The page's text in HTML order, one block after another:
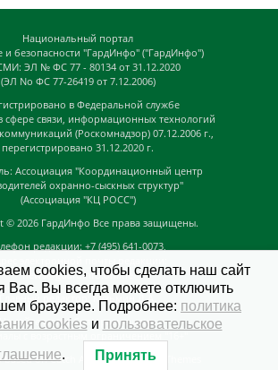
Национальный портал
и безопасности "ГардИнфо" ("ГардИнфо")
ЭЛ № ФС 77 - 80134 от 31.12.2020
(ЭЛ No ФС 77-26419 от 7.12.2006)
в Федеральной службе
сфере связи, информационных технологий
(Роскомнадзор) 07.12.2006 г.,
перегистрировано 31.12.2020 г.
Ассоциация "Координационный центр
охранно-сыскных структур"
(Ассоциация "КЦ РОСС")
© 2026 ГардИнфо Все права защищены.
редакции: +7 (495) 641-0073,
news@guardinfo.online
Главный редактор: Кузьмин Д.А.
На сайте могут быть размещены
based on Catch Adaptive byCatch Themes
cookies, чтобы сделать наш сайт
Вас. Вы всегда можете отключить
браузере. Подробнее: политика
cookiesи пользовательское
. Принять